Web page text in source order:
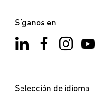
Síganos en
Selección de idioma